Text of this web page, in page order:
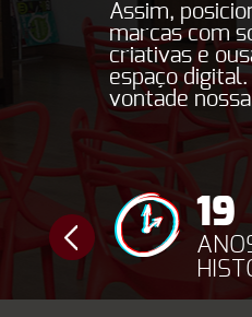
Assim,
marcas com
criativas e
espaço
vontade
19